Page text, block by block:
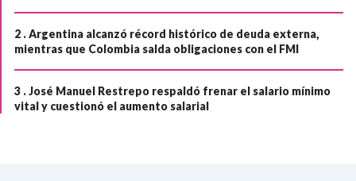
2 .Argentina alcanzó récord histórico de deuda externa,
mientras que Colombia salda obligaciones con el FMI
3 .José Manuel Restrepo respaldó frenar el salario mínimo
vital y cuestionó el aumento salarial